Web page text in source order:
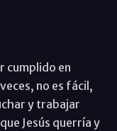
cumplido en
no es fácil,
y trabajar
Jesús querría y